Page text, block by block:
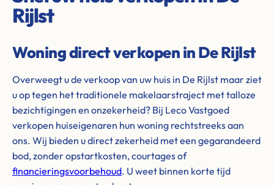
Rijlst
Woning direct verkopen in De Rijlst
Overweegt u de verkoop van uw huis in De Rijlst maar ziet
u op tegen het traditionele makelaarstraject met talloze
bezichtigingen en onzekerheid? Bij Leco Vastgoed
verkopen huiseigenaren hun woning rechtstreeks aan
ons. Wij bieden u direct zekerheid met een gegarandeerd
bod, zonder opstartkosten, courtages of
financieringsvoorbehoud. U weet binnen korte tijd